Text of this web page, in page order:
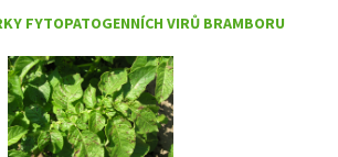
FYTOPATOGENNÍCH VIRŮ BRAMBORU